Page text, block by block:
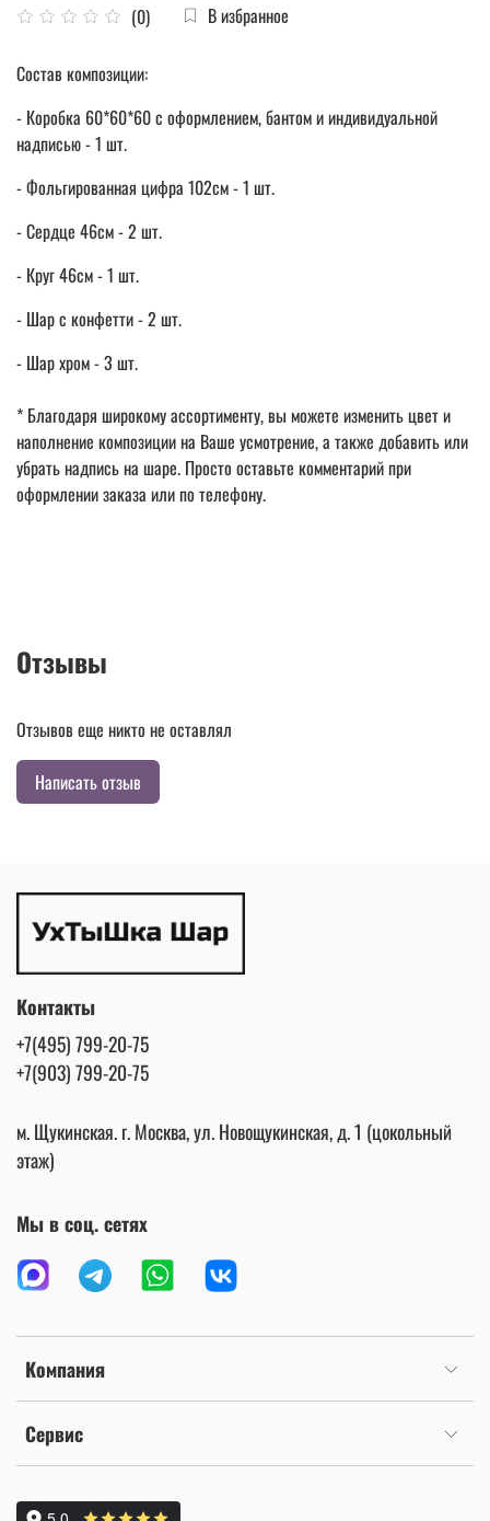
(0) В избранное
Состав композиции:
- Коробка 60*60*60 с оформлением, бантом и индивидуальной
надписью - 1 шт.
- Фольгированная цифра 102см - 1 шт.
- Сердце 46см - 2 шт.
- Круг 46см - 1 шт.
- Шар с конфетти - 2 шт.
- Шар хром - 3 шт.
* Благодаря широкому ассортименту, вы можете изменить цвет и
наполнение композиции на Ваше усмотрение, а также добавить или
убрать надпись на шаре. Просто оставьте комментарий при
оформлении заказа или по телефону.
Отзывы
Отзывов еще никто не оставлял
Написать отзыв
Компания
Сервис
Контакты
+7(495) 799-20-75
+7(903) 799-20-75
м. Щукинская. г. Москва, ул. Новощукинская, д. 1 (цокольный
этаж)
Мы в соц. сетях